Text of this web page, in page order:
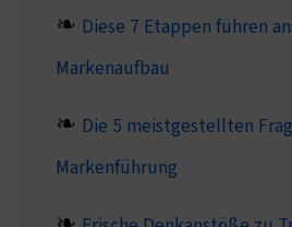
Diese 7 Etappen führen
Markenaufbau
Die 5 meistgestellten
Markenführung